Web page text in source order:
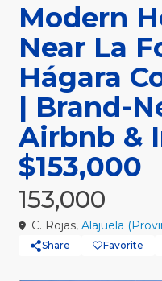
Modern
Near La
Hágara
| Brand-
Airbnb &
$153,000
153,000
C. Rojas, Alajuela
Share Favorite